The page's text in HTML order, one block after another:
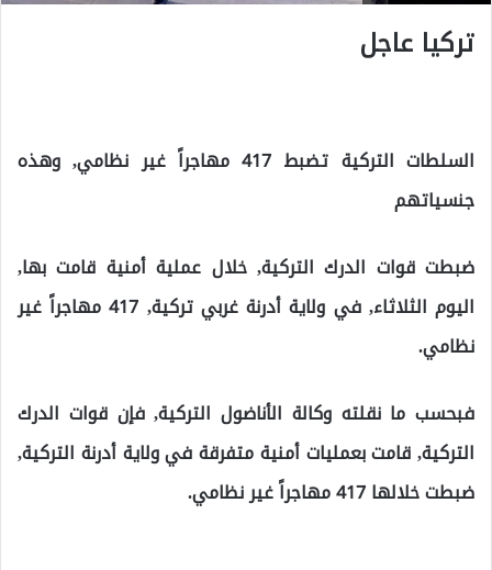
تركيا عاجل
السلطات التركية تضبط 417 مهاجراً غير نظامي, وهذه
جنسياتهم
ضبطت قوات الدرك التركية, خلال عملية أمنية قامت بها,
اليوم الثلاثاء, في ولاية أدرنة غربي تركية, 417 مهاجراً غير
نظامي.
فبحسب ما نقلته وكالة الأناضول التركية, فإن قوات الدرك
التركية, قامت بعمليات أمنية متفرقة في ولاية أدرنة التركية,
ضبطت خلالها 417 مهاجراً غير نظامي.